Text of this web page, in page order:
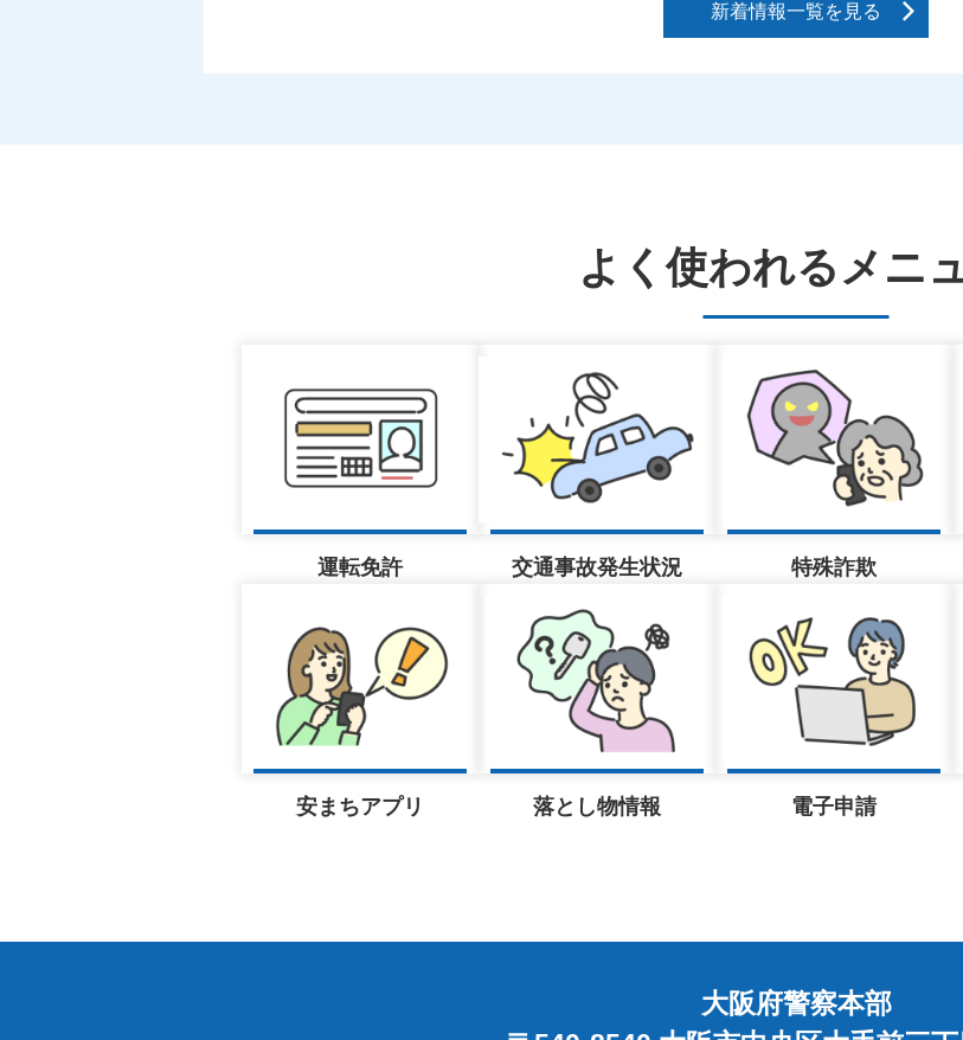
事件事故の発生・検挙のお知らせ（令和8年8月5日（水曜日））
2026年08月05日交通課
2026年08月05日高齢者講習・認知機能検査・運転技能検査の予約状況一覧表について
2026年08月05日 警備員指導教育責任者講習（追加取得講習3号・4号）実施のお知らせ
2026年08月05日 警備員指導教育責任者講習（新規取得講習3号・4号）実施のお知らせ
新着情報一覧を見る
よく使われるメニ
運転免許 交通事故発生状況 特殊詐欺
安まちアプリ 落とし物情報 電子申請
大阪府警察本部